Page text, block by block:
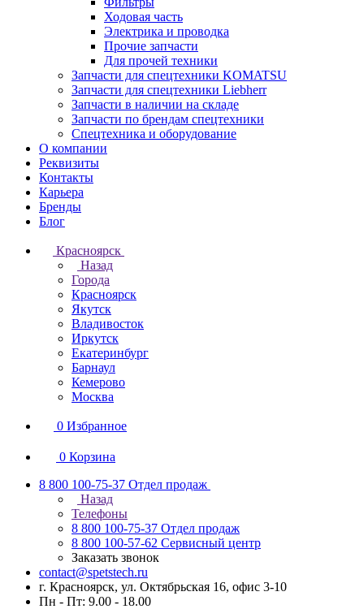
Ходовая часть
Электрика и проводка
Прочие запчасти
Для прочей техники
Запчасти для спецтехники KOMATSU
Запчасти для спецтехники Liebherr
Запчасти в наличии на складе
Запчасти по брендам спецтехники
Спецтехника и оборудование
О компании
Реквизиты
Контакты
Карьера
Бренды
Блог
Красноярск
Назад
Города
Красноярск
Якутск
Владивосток
Иркутск
Екатеринбург
Барнаул
Кемерово
Москва
0 Избранное
0 Корзина
8 800 100-75-37 Отдел продаж
Назад
Телефоны
8 800 100-75-37 Отдел продаж
8 800 100-57-62 Сервисный центр
Заказать звонок
contact@spetstech.ru
г. Красноярск, ул. Октябрьская 16, офис 3-10
Пн - Пт: 9.00 - 18.00